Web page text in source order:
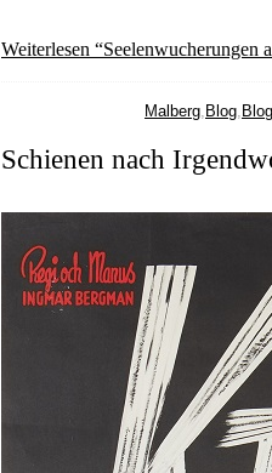
Weiterlesen
Malberg, Blog,
Schienen nach